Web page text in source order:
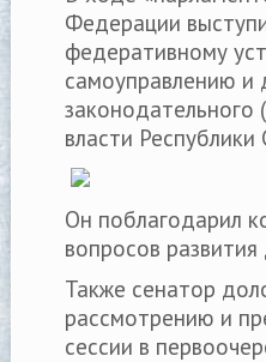
Федерации
федеративному
самоуправлению и
законодательного
власти Республики
Он поблагодарил
вопросов
Также сенатор
рассмотрению и
сессии в